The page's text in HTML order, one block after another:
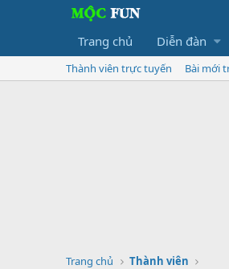
Trang chủ Diễn đàn
Thành viên trực tuyến Bài mới
Trang chủ Thành viên